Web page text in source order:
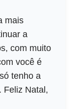
mais
a
com muito
você é
tenho a
Feliz Natal,